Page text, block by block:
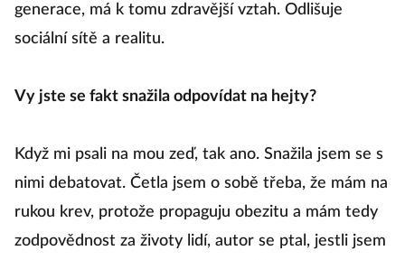
generace, má k tomu zdravější vztah. Odlišuje
sociální sítě a realitu.
Vy jste se fakt snažila odpovídat na hejty?
Když mi psali na mou zeď, tak ano. Snažila jsem se s
nimi debatovat. Četla jsem o sobě třeba, že mám na
rukou krev, protože propaguju obezitu a mám tedy
zodpovědnost za životy lidí, autor se ptal, jestli jsem